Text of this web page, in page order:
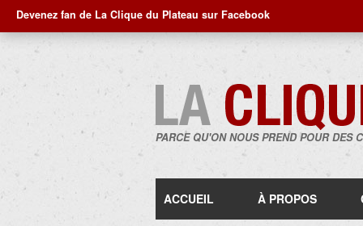
Devenez fan de La Clique du Plateau sur Facebook
PARCE QU'ON NOUS PREND POUR DES
ACCUEIL À PROPOS